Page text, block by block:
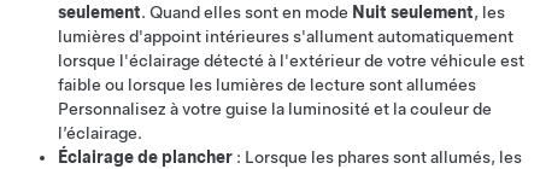
seulement. Quand elles sont en mode Nuit seulement, les
lumières d'appoint intérieures s'allument automatiquement
lorsque l'éclairage détecté à l'extérieur de votre véhicule est
faible ou lorsque les lumières de lecture sont allumées
Personnalisez à votre guise la luminosité et la couleur de
l’éclairage.
Éclairage de plancher : Lorsque les phares sont allumés, les